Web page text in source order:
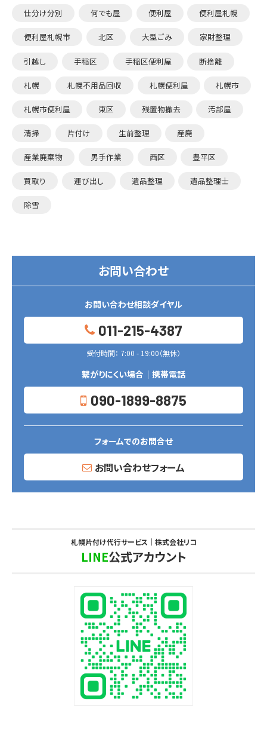
仕分け分別 何でも屋 便利屋 便利屋札幌
便利屋札幌市 北区 大型ごみ 家財整理
引越し 手稲区 手稲区便利屋 断捨離
札幌 札幌不用品回収 札幌便利屋 札幌市
札幌市便利屋 東区 残置物撤去 汚部屋
清掃 片付け 生前整理 産廃
産業廃棄物 男手作業 西区 豊平区
買取り 運び出し 遺品整理 遺品整理士
除雪
お問い合わせ
お問い合わせ相談ダイヤル
011-215-4387
受付時間： 7:00 - 19:00（無休）
繋がりにくい場合｜携帯電話
090-1899-8875
フォームでのお問合せ
お問い合わせフォーム
札幌片付け代行サービス｜株式会社リコ
LINE公式アカウント